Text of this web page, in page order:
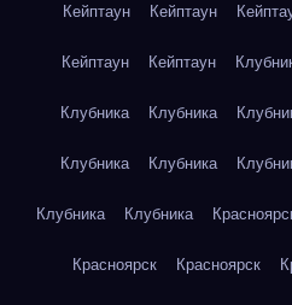
Кейптаун Кейптаун
Кейптаун Кейптаун
Клубника Клубника
Клубника Клубника
Клубника Клубника
Красноярск Красноярск